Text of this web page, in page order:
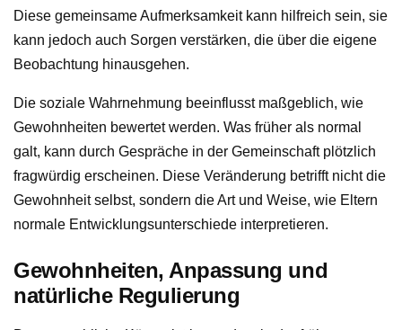
Diese gemeinsame Aufmerksamkeit kann hilfreich sein, sie
kann jedoch auch Sorgen verstärken, die über die eigene
Beobachtung hinausgehen.
Die soziale Wahrnehmung beeinflusst maßgeblich, wie
Gewohnheiten bewertet werden. Was früher als normal
galt, kann durch Gespräche in der Gemeinschaft plötzlich
fragwürdig erscheinen. Diese Veränderung betrifft nicht die
Gewohnheit selbst, sondern die Art und Weise, wie Eltern
normale Entwicklungsunterschiede interpretieren.
Gewohnheiten, Anpassung und
natürliche Regulierung